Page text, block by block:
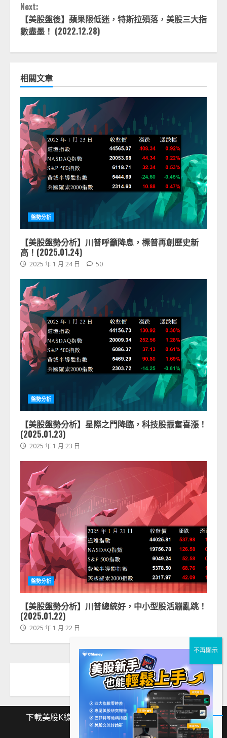
Next:
【美股盤後】蘋果限低迷，特斯拉殞落，美股三大指
數盡墨！ (2022.12.28)
相關文章
盤勢分析
【美股盤勢分析】川普呼籲降息，標普再創歷史新
高！(2025.01.24)
2025 年 1 月 24 日 50
盤勢分析
【美股盤勢分析】星際之門降臨，科技股振奮喜漲！
(2025.01.23)
2025 年 1 月 23 日
盤勢分析
【美股盤勢分析】川普總統好，中小型股活蹦亂跳！
(2025.01.22)
2025 年 1 月 22 日
下載美股K線 Facebook Instagram Twitter